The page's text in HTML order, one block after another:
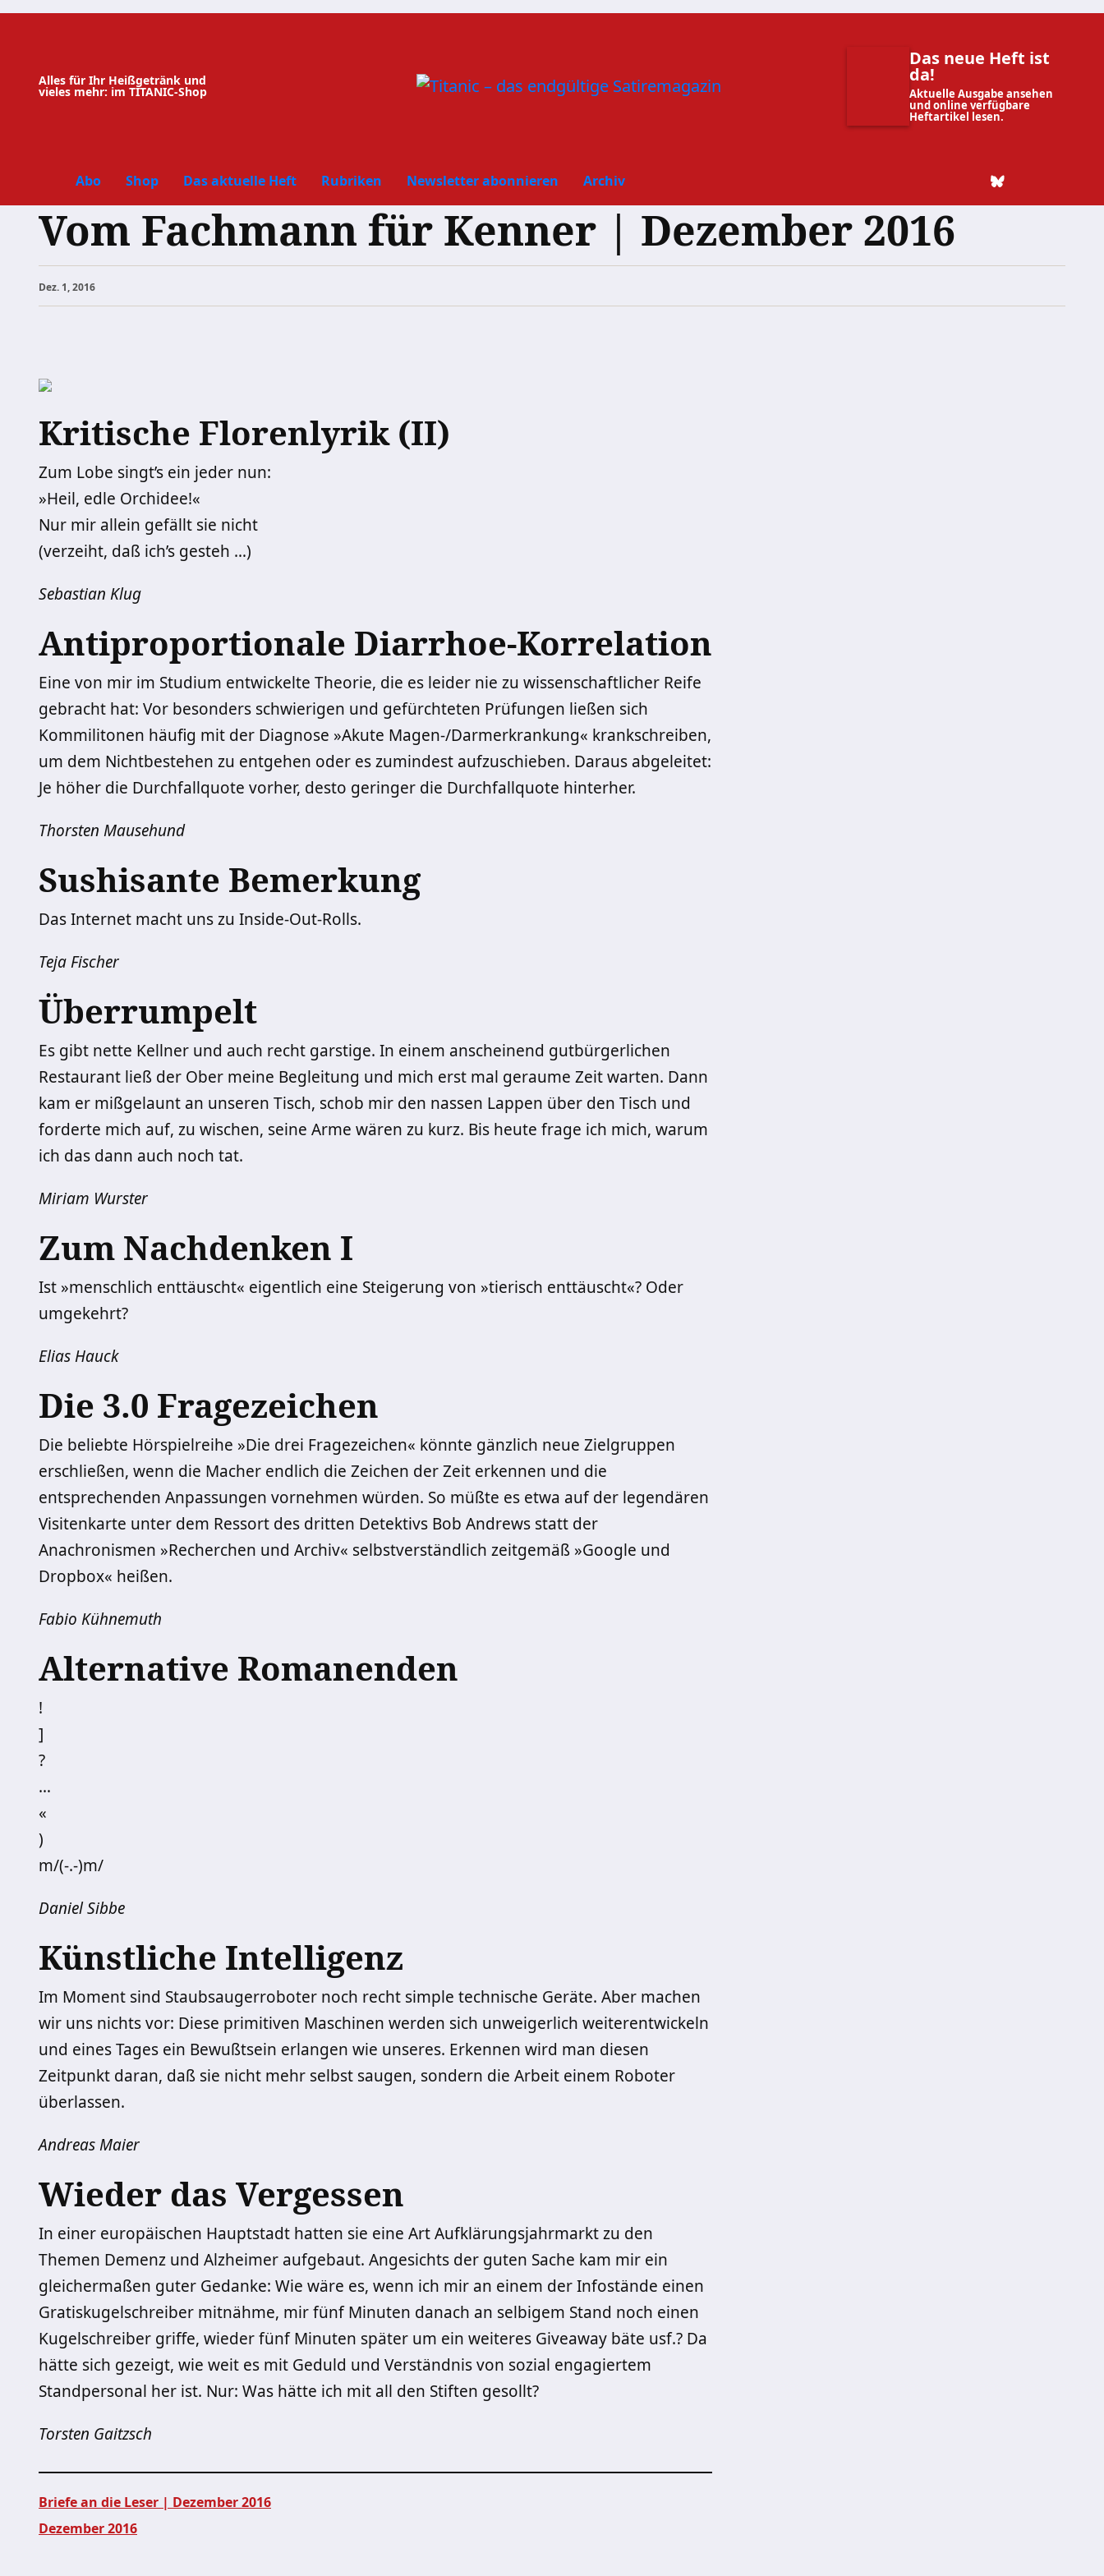
Zum
Alles für Ihr Heißgetränk und
vieles mehr: im TITANIC-Shop
Das neue Heft ist
da!
Aktuelle Ausgabe ansehen
und online verfügbare
Heftartikel lesen.
Abo Shop Das aktuelle Heft Rubriken Newsletter abonnieren Archiv
Vom Fachmann für Kenner | Dezember 2016
Dez. 1, 2016
Kritische Florenlyrik (II)
Zum Lobe singt’s ein jeder nun:
»Heil, edle Orchidee!«
Nur mir allein gefällt sie nicht
(verzeiht, daß ich’s gesteh …)
Sebastian Klug
Antiproportionale Diarrhoe-Korrelation
Eine von mir im Studium entwickelte Theorie, die es leider nie zu wissenschaftlicher Reife
gebracht hat: Vor besonders schwierigen und gefürchteten Prüfungen ließen sich
Kommilitonen häufig mit der Diagnose »Akute Magen-/Darmerkrankung« krankschreiben,
um dem Nichtbestehen zu entgehen oder es zumindest aufzuschieben. Daraus abgeleitet:
Je höher die Durchfallquote vorher, desto geringer die Durchfallquote hinterher.
Thorsten Mausehund
Sushisante Bemerkung
Das Internet macht uns zu Inside-Out-Rolls.
Teja Fischer
Überrumpelt
Es gibt nette Kellner und auch recht garstige. In einem anscheinend gutbürgerlichen
Restaurant ließ der Ober meine Begleitung und mich erst mal geraume Zeit warten. Dann
kam er mißgelaunt an unseren Tisch, schob mir den nassen Lappen über den Tisch und
forderte mich auf, zu wischen, seine Arme wären zu kurz. Bis heute frage ich mich, warum
ich das dann auch noch tat.
Miriam Wurster
Zum Nachdenken I
Ist »menschlich enttäuscht« eigentlich eine Steigerung von »tierisch enttäuscht«? Oder
umgekehrt?
Elias Hauck
Die 3.0 Fragezeichen
Die beliebte Hörspielreihe »Die drei Fragezeichen« könnte gänzlich neue Zielgruppen
erschließen, wenn die Macher endlich die Zeichen der Zeit erkennen und die
entsprechenden Anpassungen vornehmen würden. So müßte es etwa auf der legendären
Visitenkarte unter dem Ressort des dritten Detektivs Bob Andrews statt der
Anachronismen »Recherchen und Archiv« selbstverständlich zeitgemäß »Google und
Dropbox« heißen.
Fabio Kühnemuth
Alternative Romanenden
!
]
?
…
«
)
m/(-.-)m/
Daniel Sibbe
Künstliche Intelligenz
Im Moment sind Staubsaugerroboter noch recht simple technische Geräte. Aber machen
wir uns nichts vor: Diese primitiven Maschinen werden sich unweigerlich weiterentwickeln
und eines Tages ein Bewußtsein erlangen wie unseres. Erkennen wird man diesen
Zeitpunkt daran, daß sie nicht mehr selbst saugen, sondern die Arbeit einem Roboter
überlassen.
Andreas Maier
Wieder das Vergessen
In einer europäischen Hauptstadt hatten sie eine Art Aufklärungsjahrmarkt zu den
Themen Demenz und Alzheimer aufgebaut. Angesichts der guten Sache kam mir ein
gleichermaßen guter Gedanke: Wie wäre es, wenn ich mir an einem der Infostände einen
Gratiskugelschreiber mitnähme, mir fünf Minuten danach an selbigem Stand noch einen
Kugelschreiber griffe, wieder fünf Minuten später um ein weiteres Giveaway bäte usf.? Da
hätte sich gezeigt, wie weit es mit Geduld und Verständnis von sozial engagiertem
Standpersonal her ist. Nur: Was hätte ich mit all den Stiften gesollt?
Torsten Gaitzsch
Briefe an die Leser | Dezember 2016
Dezember 2016